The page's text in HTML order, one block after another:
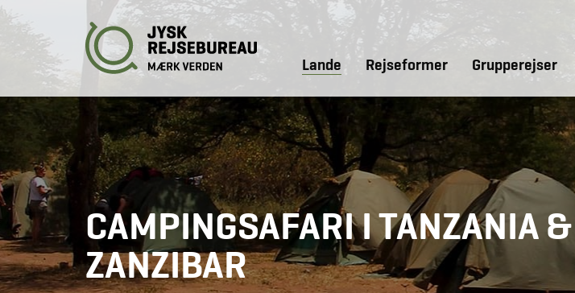
Lande Rejseformer Grupperejser
CAMPINGSAFARI I TANZANIA &
ZANZIBAR